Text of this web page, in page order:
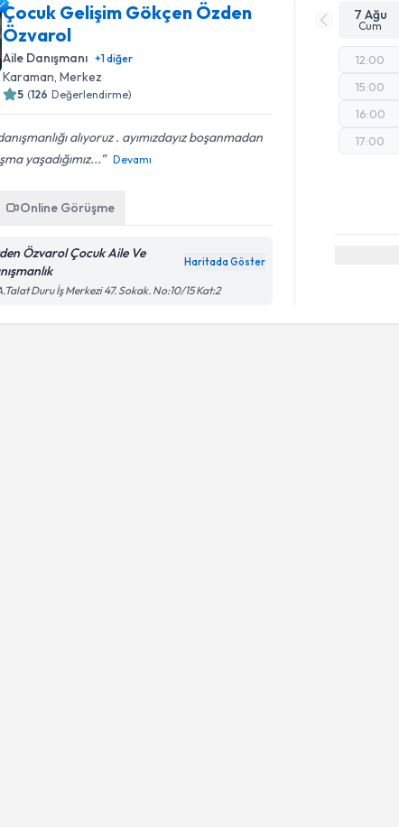
Çocuk Gelişim Gökçen Özden
Özvarol
Aile Danışmanı +1diğer
Karaman, Merkez
5 (126 Değerlendirme)
alıyoruz . ayımızdayız boşanmadan
yaşadığımız...
Devamı
Online Görüşme
Özvarol Çocuk Aile Ve
Haritada Göster
Duru İş Merkezi 47. Sokak. No:10/15 Kat:2
7 Ağu
Cum
12:00
15:00
16:00
17:00